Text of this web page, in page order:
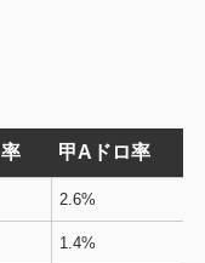
甲Aドロ率
2.6%
1.4%